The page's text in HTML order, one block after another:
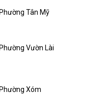
Tân Mỹ
Vườn Lài
Xóm